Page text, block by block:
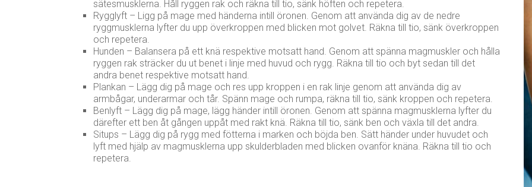
sätesmusklerna. Håll ryggen rak och räkna till tio, sänk höften och repetera.
Rygglyft – Ligg på mage med händerna intill öronen. Genom att använda dig av de nedre
ryggmusklerna lyfter du upp överkroppen med blicken mot golvet. Räkna till tio, sänk överkroppen
och repetera.
Hunden – Balansera på ett knä respektive motsatt hand. Genom att spänna magmuskler och hålla
ryggen rak sträcker du ut benet i linje med huvud och rygg. Räkna till tio och byt sedan till det
andra benet respektive motsatt hand.
Plankan – Lägg dig på mage och res upp kroppen i en rak linje genom att använda dig av
armbågar, underarmar och tår. Spänn mage och rumpa, räkna till tio, sänk kroppen och repetera.
Benlyft – Lägg dig på mage, lägg händer intill öronen. Genom att spänna magmusklerna lyfter du
därefter ett ben åt gången uppåt med rakt knä. Räkna till tio, sänk ben och växla till det andra.
Situps – Lägg dig på rygg med fötterna i marken och böjda ben. Sätt händer under huvudet och
lyft med hjälp av magmusklerna upp skulderbladen med blicken ovanför knäna. Räkna till tio och
repetera.